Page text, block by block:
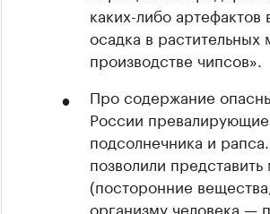
каких-либо
осадка в
производстве чипсов».
Про содержание
России
подсолнечника и
позволили
(посторонние
организму человека —